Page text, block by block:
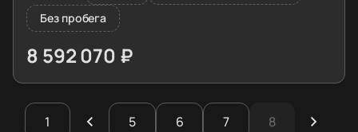
Без пробега
8 592 070 ₽
≈ 85 470€
1 5 6 7 8